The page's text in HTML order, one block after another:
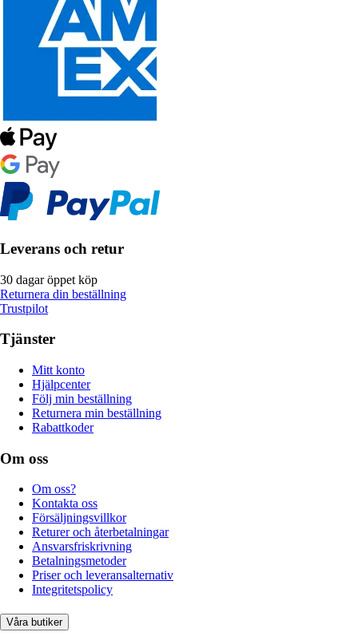
Leverans och retur
30 dagar öppet köp
Returnera din beställning
Trustpilot
Tjänster
Mitt konto
Hjälpcenter
Följ min beställning
Returnera min beställning
Rabattkoder
Om oss
Om oss?
Kontakta oss
Försäljningsvillkor
Returer och återbetalningar
Ansvarsfriskrivning
Betalningsmetoder
Priser och leveransalternativ
Integritetspolicy
Våra butiker